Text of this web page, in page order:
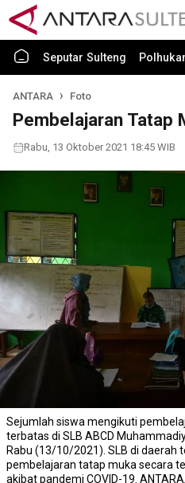
Seputar Sulteng
ANTARA Foto
Pembelajaran Tatap
Rabu, 13 Oktober 2021 18:45 WIB
Sejumlah siswa mengikuti
terbatas di SLB ABCD
Rabu (13/10/2021). SLB di daerah
pembelajaran tatap muka secara
akibat pandemi COVID-19.